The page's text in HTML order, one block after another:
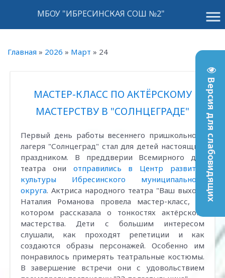
Версия для слабовидящих
menu
МБОУ "ИБРЕСИНСКАЯ СОШ №2"
Главная » 2026 » Март » 24
МАСТЕР-КЛАСС ПО АКТЁРСКОМУ
МАСТЕРСТВУ В "СОЛНЦЕГРАДЕ"
Первый день работы весеннего пришкольного
лагеря "Солнцеград" стал для детей настоящим
праздником. В преддверии Всемирного дня
театра они отправились в Центр развития
культуры Ибресинского муниципального
округа. Актриса народного театра "Ваш выход"
Наталия Романова провела мастер-класс, на
котором рассказала о тонкостях актёрского
мастерства. Дети с большим интересом
слушали, как проходят репетиции и как
создаются образы персонажей. Особенно им
понравилось примерять театральные костюмы.
В завершение встречи они с удовольствием